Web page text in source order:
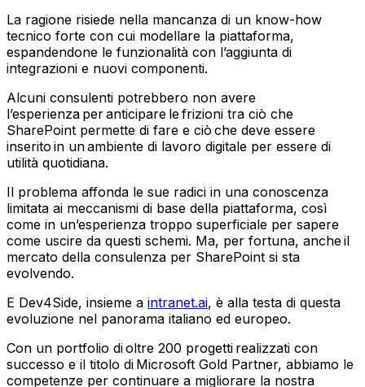
La ragione risiede nella mancanza di un know-how
tecnico forte con cui modellare la piattaforma,
espandendone le funzionalità con l’aggiunta di
integrazioni e nuovi componenti.
Alcuni consulenti potrebbero non avere
l’esperienza per anticipare le frizioni tra ciò che
SharePoint permette di fare e ciò che deve essere
inserito in un ambiente di lavoro digitale per essere di
utilità quotidiana.
Il problema affonda le sue radici in una conoscenza
limitata ai meccanismi di base della piattaforma, così
come in un’esperienza troppo superficiale per sapere
come uscire da questi schemi. Ma, per fortuna, anche il
mercato della consulenza per SharePoint si sta
evolvendo.
E Dev4Side, insieme a intranet.ai, è alla testa di questa
evoluzione nel panorama italiano ed europeo.
Con un portfolio di oltre 200 progetti realizzati con
successo e il titolo di Microsoft Gold Partner, abbiamo le
competenze per continuare a migliorare la nostra